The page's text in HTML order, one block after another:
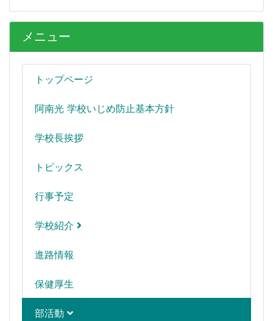
メニュー
トップページ
阿南光 学校いじめ防止基本方針
学校長挨拶
トピックス
行事予定
学校紹介
進路情報
保健厚生
部活動